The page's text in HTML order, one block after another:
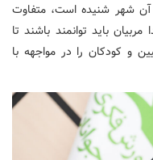
آن شهر شنیده است، متفاوت
باید توانمند باشند تا
و کودکان را در مواجهه با